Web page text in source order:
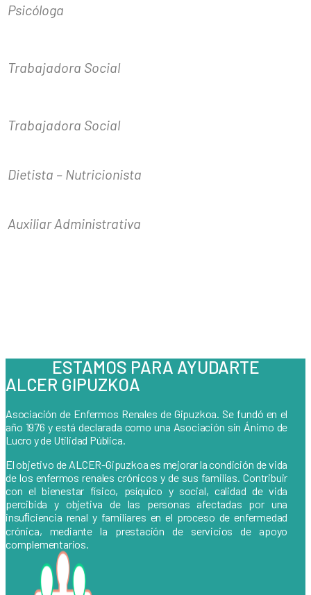
Psicóloga
Trabajadora Social
Trabajadora Social
Dietista – Nutricionista
Auxiliar Administrativa
ESTAMOS PARA AYUDARTE
ALCER GIPUZKOA
Asociación de Enfermos Renales de Gipuzkoa. Se fundó en el
año 1976 y está declarada como una Asociación sin Ánimo de
Lucro y de Utilidad Pública.
El objetivo de ALCER-Gipuzkoa es mejorar la condición de vida
de los enfermos renales crónicos y de sus familias. Contribuir
con el bienestar físico, psíquico y social, calidad de vida
percibida y objetiva de las personas afectadas por una
insuﬁciencia renal y familiares en el proceso de enfermedad
crónica, mediante la prestación de servicios de apoyo
complementarios.